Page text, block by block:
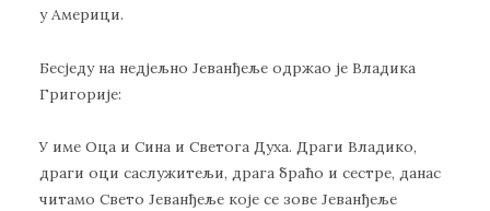
у Америци.
Бесједу на недјељно Јеванђеље одржао је Владика
Григорије:
У име Оца и Сина и Светога Духа. Драги Владико,
драги оци саслужитељи, драга браћо и сестре, данас
читамо Свето Јеванђеље које се зове Јеванђеље